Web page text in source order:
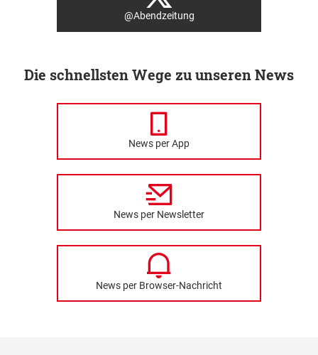
@Abendzeitung
Die schnellsten Wege zu unseren News
News per App
News per Newsletter
News per Browser-Nachricht